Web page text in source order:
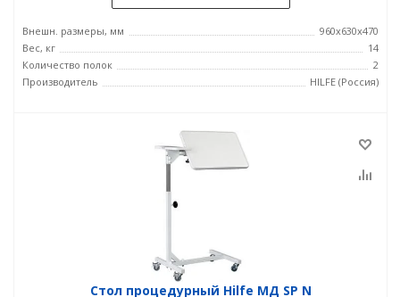
Внешн. размеры, мм
960x630x470
Вес, кг
14
Количество полок
2
Производитель
HILFE (Россия)
Стол процедурный Hilfe МД SP N